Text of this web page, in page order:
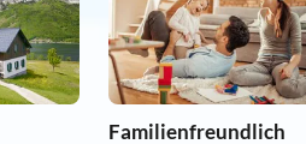
Familienfreundlich